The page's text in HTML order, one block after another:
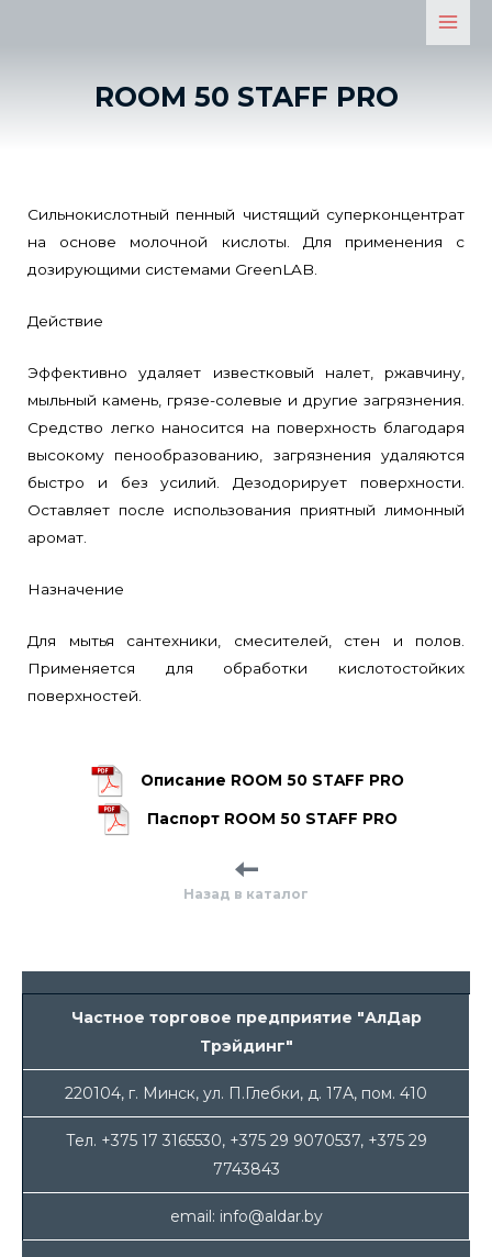
ROOM 50 STAFF PRO
Сильнокислотный пенный чистящий суперконцентрат
на основе молочной кислоты. Для применения с
дозирующими системами GreenLAB.
Действие
Эффективно удаляет известковый налет, ржавчину,
мыльный камень, грязе-солевые и другие загрязнения.
Средство легко наносится на поверхность благодаря
высокому пенообразованию, загрязнения удаляются
быстро и без усилий. Дезодорирует поверхности.
Оставляет после использования приятный лимонный
аромат.
Назначение
Для мытья сантехники, смесителей, стен и полов.
Применяется для обработки кислотостойких
поверхностей.
Описание ROOM 50 STAFF PRO
Паспорт ROOM 50 STAFF PRO
Назад в каталог
Частное торговое предприятие "АлДар
Трэйдинг"
220104, г. Минск, ул. П.Глебки, д. 17А, пом. 410
Тел. +375 17 3165530, +375 29 9070537, +375 29
7743843
email: info@aldar.by